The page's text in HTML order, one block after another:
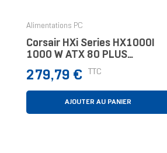
Alimentations PC
Corsair HXi Series HX1000I
1000 W ATX 80 PLUS
Platinum Entièrement
Modulaire PC
Prix
279,79 € TTC
AJOUTER AU PANIER